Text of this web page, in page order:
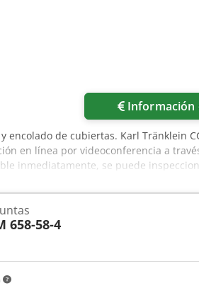
Información
encolado de cubiertas. Karl Tränklein
en línea por videoconferencia a
inmediatamente, se puede
658-58-4